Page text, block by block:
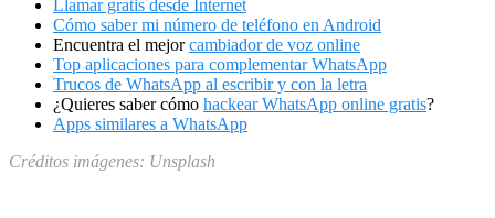
Llamar gratis desde Internet
Cómo saber mi número de teléfono en Android
Encuentra el mejorcambiador de voz online
Top aplicaciones para complementar WhatsApp
Trucos de WhatsApp al escribir y con la letra
¿Quieres saber cómo hackear WhatsApp online gratis?
Apps similares a WhatsApp
Créditos imágenes: Unsplash